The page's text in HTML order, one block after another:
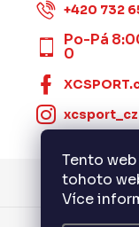
Tento
tohoto
Více
+420 732
Po-Pá
0
xcsport_cz